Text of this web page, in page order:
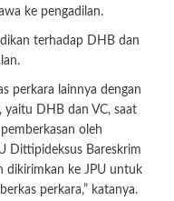
ke pengadilan.
terhadap DHB dan
perkara lainnya dengan
yaitu DHB dan VC, saat
oleh
Dittipideksus Bareskrim
dikirimkan ke JPU untuk
perkara,” katanya.